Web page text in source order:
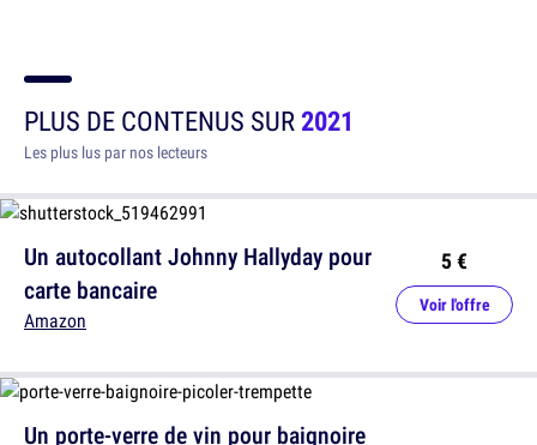
PLUS DE CONTENUS SUR2021
Les plus lus par nos lecteurs
Un autocollant Johnny Hallyday pour
carte bancaire
Amazon
5 €
Voir l'offre
Un porte-verre de vin pour baignoire